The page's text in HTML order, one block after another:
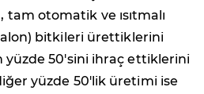
otomatik ve ısıtmalı
bitkileri ürettiklerini
yüzde 50'sini ihraç ettiklerini
yüzde 50'lik üretimi ise